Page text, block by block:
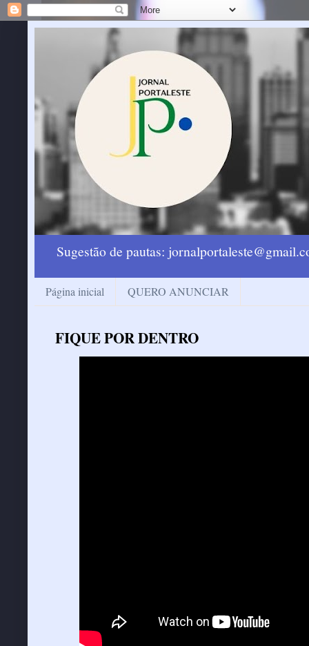
Sugestão de pautas:
Página inicial QUERO ANUNCIAR
FIQUE POR DENTRO